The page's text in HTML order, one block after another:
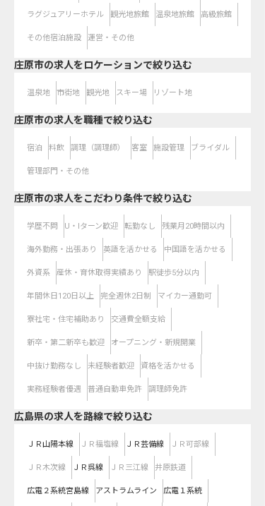
ラグジュアリーホテル 観光地旅館 温泉地旅館 高級旅館
その他宿泊施設 運営・その他
庄原市の求人をロケーションで絞り込む
温泉地 市街地 観光地 スキー場 リゾート地
庄原市の求人を職種で絞り込む
宿泊 料飲 調理（調理師） 客室 施設管理 ブライダル
管理部門・その他
庄原市の求人をこだわり条件で絞り込む
学歴不問 U・Iターン歓迎 転勤なし 残業月20時間以内
海外勤務・出張あり 英語を活かせる 中国語を活かせる
外資系 産休・育休取得実績あり 駅徒歩5分以内
年間休日120日以上 完全週休2日制 マイカー通勤可
寮社宅・住宅補助あり 交通費全額支給
新卒・第二新卒も歓迎 オープニング・新規開業
中抜け勤務なし 未経験者歓迎 資格を活かせる
実務経験者優遇 普通自動車免許 調理師免許
広島県の求人を路線で絞り込む
ＪＲ山陽本線 ＪＲ福塩線 ＪＲ芸備線 ＪＲ可部線
ＪＲ木次線 ＪＲ呉線 ＪＲ三江線 井原鉄道
広電２系統宮島線 アストラムライン 広電１系統